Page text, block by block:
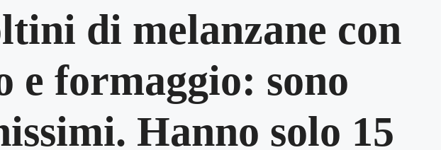
di melanzane con
e formaggio: sono
Hanno solo 15